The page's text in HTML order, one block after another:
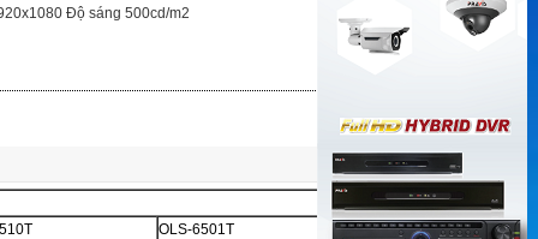
Độ sáng 500cd/m2
OLS-6501T